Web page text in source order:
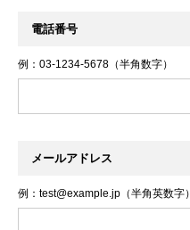
電話番号
例：03-1234-5678（半角数字）
メールアドレス
例：test@example.jp（半角英数字）